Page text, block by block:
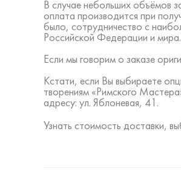
В случае небольших объёмов
оплата производится при
было, сотрудничество с
Российской Федерации и мира.
Если мы говорим о заказе
Кстати, если Вы выбираете
творениям «Римского
адресу: ул. Яблоневая, 41.
Узнать стоимость доставки,